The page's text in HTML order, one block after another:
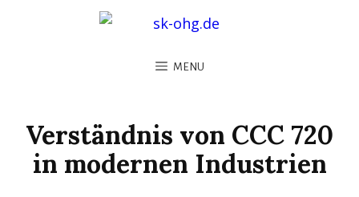
MENU
Verständnis von CCC 720
in modernen Industrien